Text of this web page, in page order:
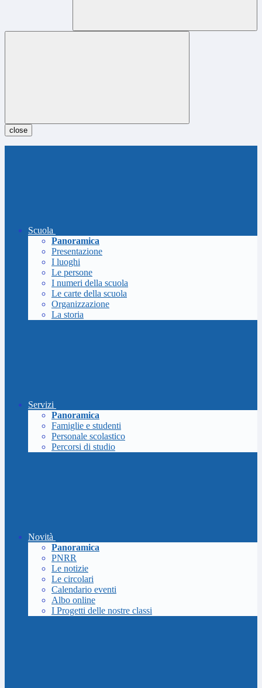
close
Scuola
Panoramica
Presentazione
I luoghi
Le persone
I numeri della scuola
Le carte della scuola
Organizzazione
La storia
Servizi
Panoramica
Famiglie e studenti
Personale scolastico
Percorsi di studio
Novità
Panoramica
PNRR
Le notizie
Le circolari
Calendario eventi
Albo online
I Progetti delle nostre classi